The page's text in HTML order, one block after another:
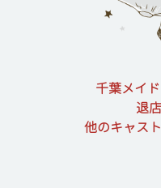
千葉メイ
退
他のキャス